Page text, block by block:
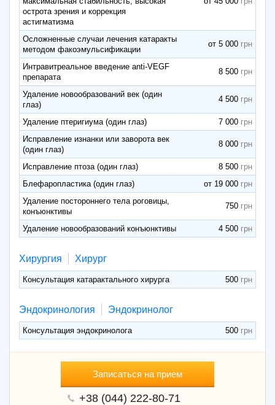
острота зрения и коррекция
астигматизма
Осложненные случаи лечения катаракты
методом факоэмульсификации
от 5 000
Интравитреальное введение anti-VEGF
препарата
8 500
Удаление новообразований век (один
глаз)
4 500
Удаление птеригиума (один глаз)
7 000
Исправление изнанки или заворота век
(один глаз)
8 000
Исправление птоза (один глаз)
8 500
Блефаропластика (один глаз)
от 19 000
Удаление постороннего тела роговицы,
конъюнктивы
750
Удаление новообразований конъюнктивы 4 500
Хирургия Хирург
Консультация катарактального хирурга 500
Эндокринология Эндокринолог
Консультация эндокринолога 500
Записаться на прием
+38 (044) 222-80-71